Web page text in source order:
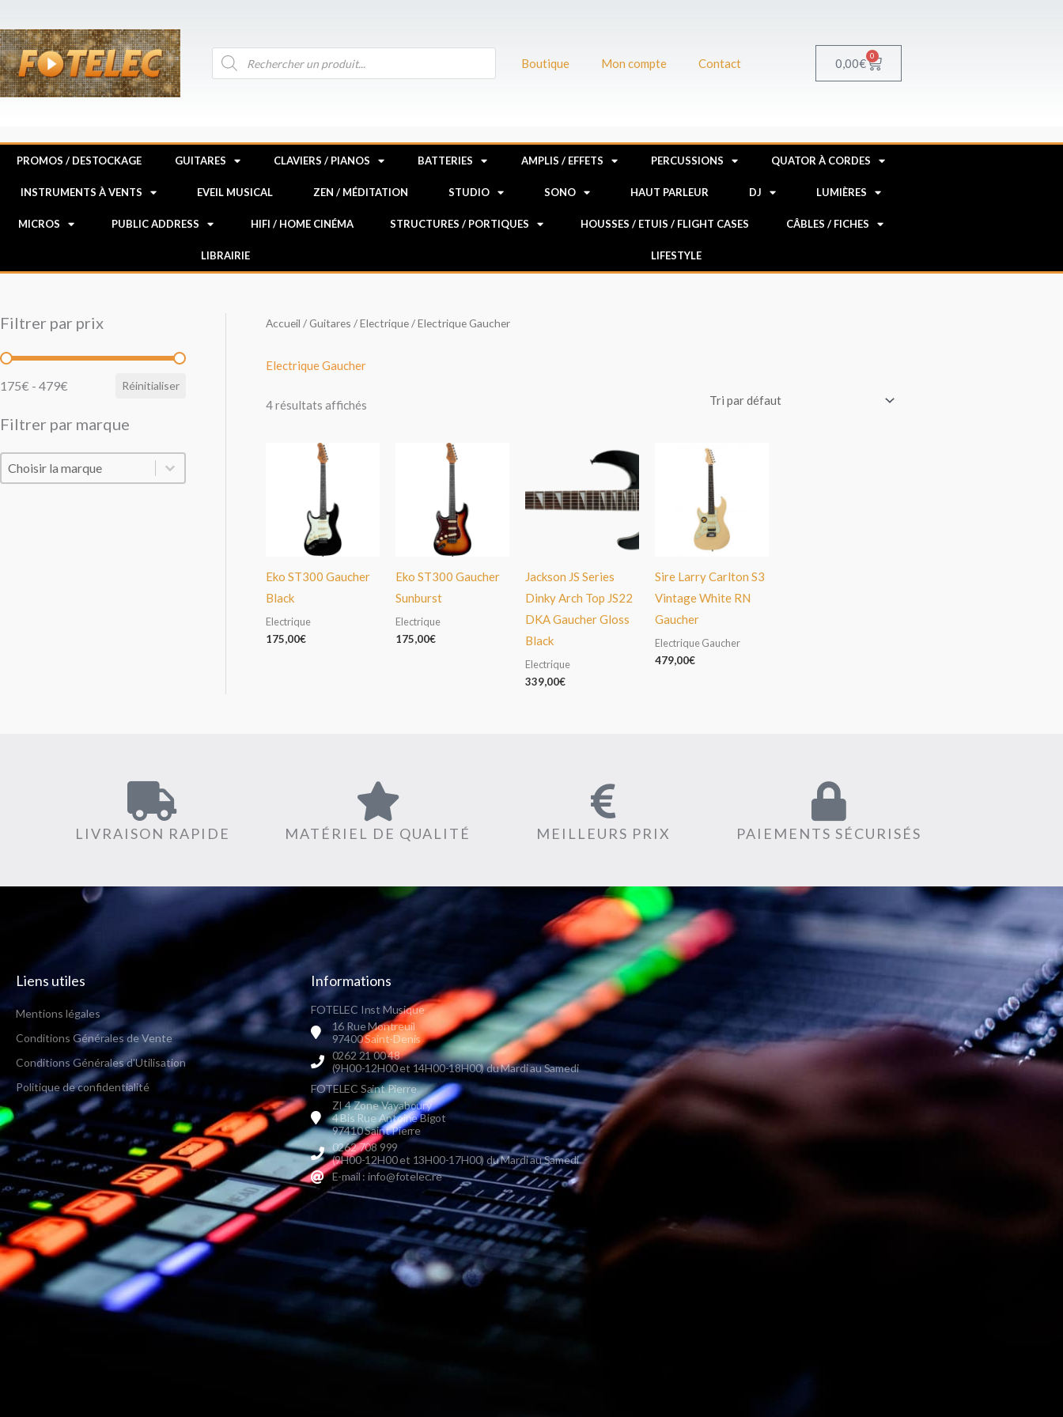
au
contenu
Recherche
de
produits
Boutique Mon compte Contact 0,00€
0
Panier
PROMOS / DESTOCKAGE GUITARES CLAVIERS / PIANOS BATTERIES AMPLIS / EFFETS PERCUSSIONS QUATOR À CORDES
INSTRUMENTS À VENTS EVEIL MUSICAL ZEN / MÉDITATION STUDIO SONO HAUT PARLEUR DJ LUMIÈRES
MICROS PUBLIC ADDRESS HIFI / HOME CINÉMA STRUCTURES / PORTIQUES HOUSSES / ETUIS / FLIGHT CASES CÂBLES / FICHES
LIBRAIRIE LIFESTYLE
Filtrer par prix
Filtrer par prix
175€ - 479€ Réinitialiser
Filtrer par marque
Filtrer par marque
Filtrer par marque
Accueil /Guitares /Electrique/ Electrique Gaucher
Electrique Gaucher
4 résultats affichés
Eko ST300 Gaucher
Black
Electrique
175,00€
Eko ST300 Gaucher
Sunburst
Electrique
175,00€
Jackson JS Series
Dinky Arch Top JS22
DKA Gaucher Gloss
Black
Electrique
339,00€
Sire Larry Carlton S3
Vintage White RN
Gaucher
Electrique Gaucher
479,00€
LIVRAISON RAPIDE MATÉRIEL DE QUALITÉ MEILLEURS PRIX PAIEMENTS SÉCURISÉS
Liens utiles
Mentions légales
Conditions Générales de Vente
Conditions Générales d'Utilisation
Politique de confidentialité
Informations
FOTELEC Inst Musique
16 Rue Montreuil
97400 Saint-Denis
0262 21 00 48
(9H00-12H00 et 14H00-18H00) du Mardi au Samedi
FOTELEC Saint Pierre
ZI 4 Zone Vayaboury
4 Bis Rue Antoine Bigot
97410 Saint Pierre
0262 708 999
(9H00-12H00 et 13H00-17H00) du Mardi au Samedi
E-mail : info@fotelec.re